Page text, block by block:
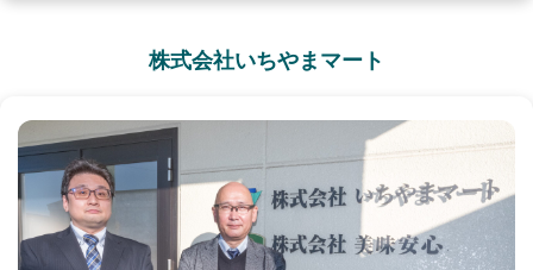
株式会社いちやまマート